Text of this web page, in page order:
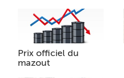
Prix officiel du
mazout